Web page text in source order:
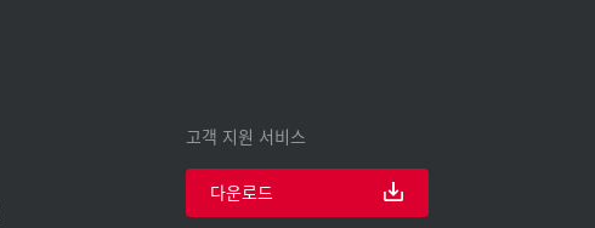
고객 지원 서비스
다운로드